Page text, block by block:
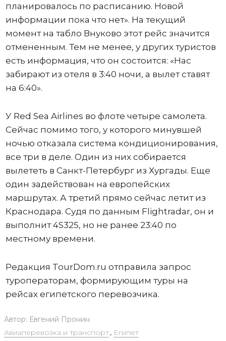
планировалось по расписанию. Новой
информации пока что нет». На текущий
момент на табло Внуково этот рейс значится
отмененным. Тем не менее, у других туристов
есть информация, что он состоится: «Нас
забирают из отеля в 3:40 ночи, а вылет ставят
на 6:40».
У Red Sea Airlines во флоте четыре самолета.
Сейчас помимо того, у которого минувшей
ночью отказала система кондиционирования,
все три в деле. Один из них собирается
вылететь в Санкт-Петербург из Хургады. Еще
один задействован на европейских
маршрутах. А третий прямо сейчас летит из
Краснодара. Судя по данным Flightradar, он и
выполнит 4S325, но не ранее 23:40 по
местному времени.
Редакция TourDom.ru отправила запрос
туроператорам, формирующим туры на
рейсах египетского перевозчика.
Автор: Евгений Пронин
Авиаперевозка и транспорт, Египет